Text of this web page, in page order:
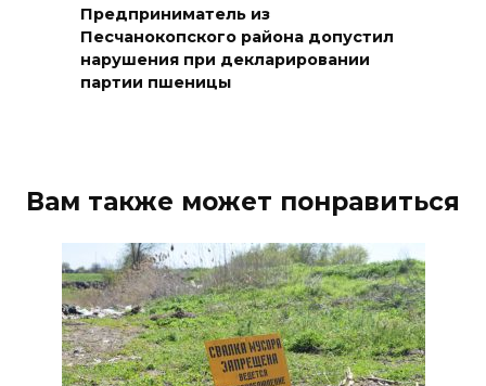
06 августа 2026 21:18
Вся акватория в цветах:
вблизи донской набережной
Перспективы недвижимости
06 августа 2026 20:11
В Ворошиловском районе
Ростова произошло
аварийное отключение света
Предприниматель из
Песчанокопского района допустил
нарушения при декларировании
партии пшеницы
Вам также может понравиться